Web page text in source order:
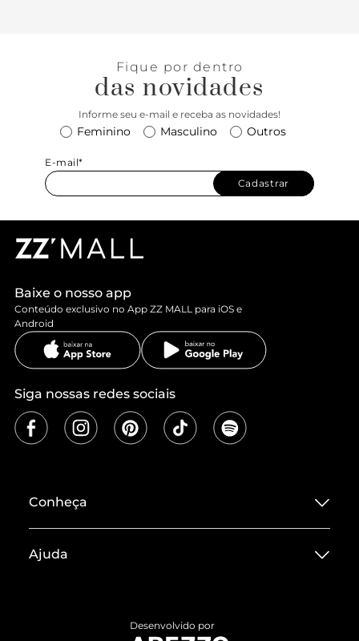
Fique por dentro
das novidades
Informe seu e-mail e receba as novidades!
Feminino Masculino Outros
E-mail*
Cadastrar
Baixe o nosso app
Conteúdo exclusivo no App ZZ MALL para iOS e
Android
Siga nossas redes sociais
Conheça
Termos de Uso
Ajuda
Desenvolvido por